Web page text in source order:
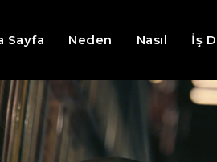
Sayfa Neden Nasıl İş